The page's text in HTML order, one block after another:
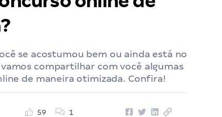
se acostumou bem ou ainda está no
compartilhar com você algumas
de maneira otimizada. Confira!
59 1